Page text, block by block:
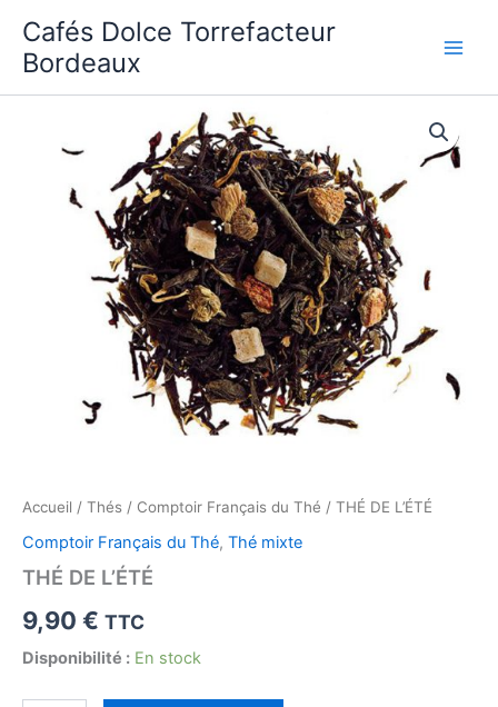
contenu
Cafés Dolce Torrefacteur
Bordeaux
Accueil / Thés / Comptoir Français du Thé / THÉ DE L’ÉTÉ
Comptoir Français du Thé, Thé mixte
THÉ DE L’ÉTÉ
9,90 € TTC
Disponibilité : En stock